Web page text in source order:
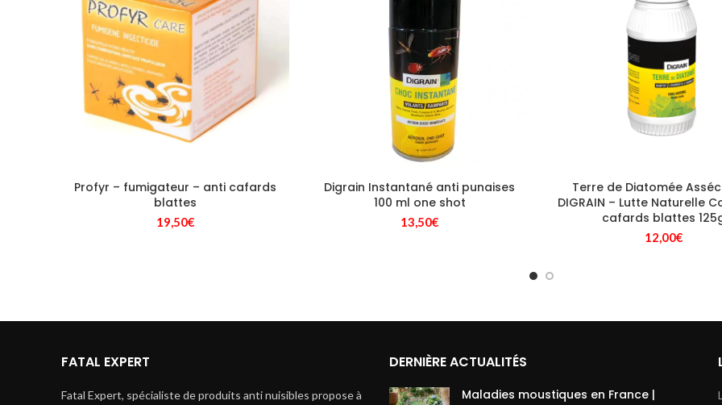
Profyr – fumigateur – anti cafards
blattes
19,50€
Digrain Instantané anti punaises
100 ml one shot
13,50€
Terre de Diatomée
DIGRAIN – Lutte Naturelle
cafards blattes
12,00€
FATAL EXPERT
Fatal Expert, spécialiste de produits anti nuisibles propose à
DERNIÈRE ACTUALITÉS
Maladies moustiques en France |